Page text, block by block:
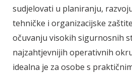
sudjelovati u planiranju,
tehničke i organizacijske
očuvanju visokih sigurnosnih
najzahtjevnijih operativnih
idealna je za osobe s